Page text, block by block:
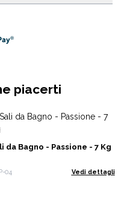
piacerti
da Bagno - Passione - 7 Kg
04 Vedi dettagli